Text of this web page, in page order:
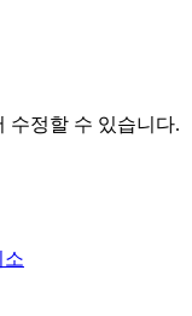
수정할 수 있습니다.
소